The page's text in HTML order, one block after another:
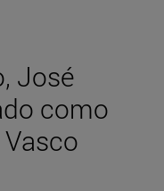
José
como